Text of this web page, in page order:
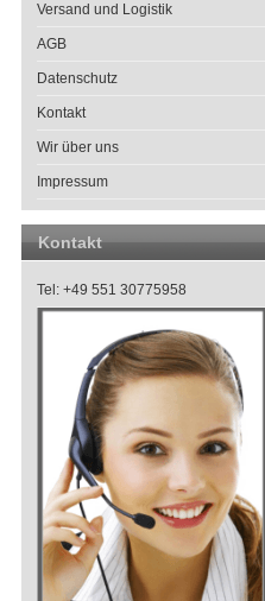
Versand und Logistik
AGB
Datenschutz
Kontakt
Wir über uns
Impressum
Kontakt
Tel: +49 551 30775958